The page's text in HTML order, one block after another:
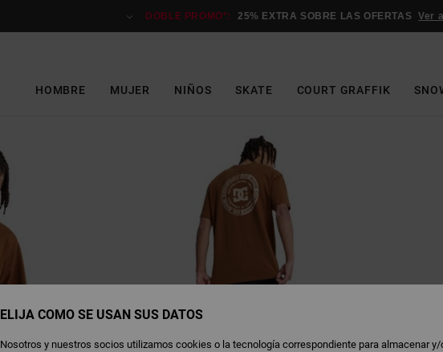
DOBLE PROMO*: 25% EXTRA SOBRE LAS OFERTAS Ver
HOMBRE MUJER NIÑOS SKATE COURT GRAFFIK
ELIJA CÓMO SE USAN SUS DATOS
Nosotros y nuestros socios utilizamos cookies o la tecnología correspondiente para almacenar